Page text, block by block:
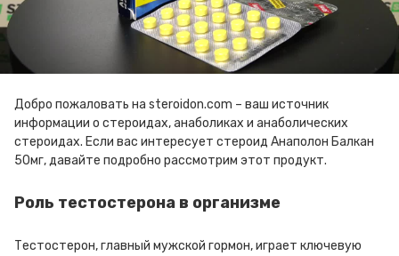
Добро пожаловать на steroidon.com – ваш источник
информации о стероидах, анаболиках и анаболических
стероидах. Если вас интересует стероид Анаполон Балкан
50мг, давайте подробно рассмотрим этот продукт.
Роль тестостерона в организме
Тестостерон, главный мужской гормон, играет ключевую